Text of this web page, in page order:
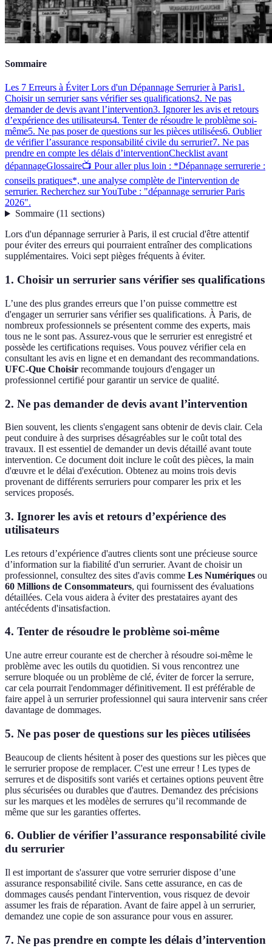
Sommaire
Les 7 Erreurs à Éviter Lors d'un Dépannage Serrurier à Paris1.
Choisir un serrurier sans vérifier ses qualifications2. Ne pas
demander de devis avant l’intervention3. Ignorer les avis et retours
d’expérience des utilisateurs4. Tenter de résoudre le problème soi-
même5. Ne pas poser de questions sur les pièces utilisées6. Oublier
de vérifier l’assurance responsabilité civile du serrurier7. Ne pas
prendre en compte les délais d’interventionChecklist avant
dépannageGlossaire📺 Pour aller plus loin : *Dépannage serrurerie :
conseils pratiques*, une analyse complète de l'intervention de
serrurier. Recherchez sur YouTube : "dépannage serrurier Paris
2026".
Sommaire(11 sections)
Lors d'un dépannage serrurier à Paris, il est crucial d'être attentif
pour éviter des erreurs qui pourraient entraîner des complications
supplémentaires. Voici sept pièges fréquents à éviter.
1. Choisir un serrurier sans vérifier ses qualifications
L’une des plus grandes erreurs que l’on puisse commettre est
d'engager un serrurier sans vérifier ses qualifications. À Paris, de
nombreux professionnels se présentent comme des experts, mais
tous ne le sont pas. Assurez-vous que le serrurier est enregistré et
possède les certifications requises. Vous pouvez vérifier cela en
consultant les avis en ligne et en demandant des recommandations.
UFC-Que Choisir recommande toujours d'engager un
professionnel certifié pour garantir un service de qualité.
2. Ne pas demander de devis avant l’intervention
Bien souvent, les clients s'engagent sans obtenir de devis clair. Cela
peut conduire à des surprises désagréables sur le coût total des
travaux. Il est essentiel de demander un devis détaillé avant toute
intervention. Ce document doit inclure le coût des pièces, la main
d'œuvre et le délai d'exécution. Obtenez au moins trois devis
provenant de différents serruriers pour comparer les prix et les
services proposés.
3. Ignorer les avis et retours d’expérience des
utilisateurs
Les retours d’expérience d'autres clients sont une précieuse source
d’information sur la fiabilité d'un serrurier. Avant de choisir un
professionnel, consultez des sites d'avis comme Les Numériques ou
60 Millions de Consommateurs, qui fournissent des évaluations
détaillées. Cela vous aidera à éviter des prestataires ayant des
antécédents d'insatisfaction.
4. Tenter de résoudre le problème soi-même
Une autre erreur courante est de chercher à résoudre soi-même le
problème avec les outils du quotidien. Si vous rencontrez une
serrure bloquée ou un problème de clé, éviter de forcer la serrure,
car cela pourrait l'endommager définitivement. Il est préférable de
faire appel à un serrurier professionnel qui saura intervenir sans créer
davantage de dommages.
5. Ne pas poser de questions sur les pièces utilisées
Beaucoup de clients hésitent à poser des questions sur les pièces que
le serrurier propose de remplacer. C'est une erreur ! Les types de
serrures et de dispositifs sont variés et certaines options peuvent être
plus sécurisées ou durables que d'autres. Demandez des précisions
sur les marques et les modèles de serrures qu’il recommande de
même que sur les garanties offertes.
6. Oublier de vérifier l’assurance responsabilité civile
du serrurier
Il est important de s'assurer que votre serrurier dispose d’une
assurance responsabilité civile. Sans cette assurance, en cas de
dommages causés pendant l'intervention, vous risquez de devoir
assumer les frais de réparation. Avant de faire appel à un serrurier,
demandez une copie de son assurance pour vous en assurer.
7. Ne pas prendre en compte les délais d’intervention